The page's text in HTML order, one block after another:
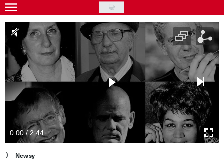
Skip
to
main
content
Gwiazdy
Ludzie
Moda
Uroda
Styl życia
Kultura
Wideo
0:00 / 2:44
Newsy